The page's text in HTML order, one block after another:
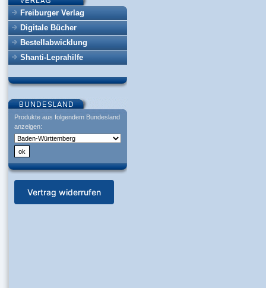
Freiburger Verlag
Digitale Bücher
Bestellabwicklung
Shanti-Leprahilfe
Produkte aus folgendem Bundesland
anzeigen:
Vertrag widerrufen